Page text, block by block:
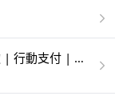
行動支付 | 超